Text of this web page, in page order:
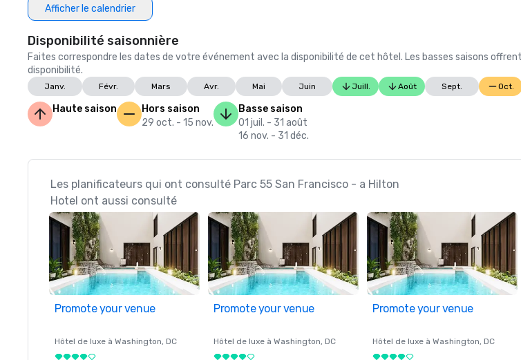
Afficher le calendrier
Disponibilité saisonnière
Faites correspondre les dates de votre événement avec la disponibilité de cet hôtel. Les basses saisons
disponibilité.
Janv. Févr. Mars Avr. Mai Juin Juill. Août Sept. Oct.
Haute saison
Hors saison
29 oct. - 15 nov.
Basse saison
01 juil. - 31 août
16 nov. - 31 déc.
Les planificateurs qui ont consulté Parc 55 San Francisco - a Hilton
Hotel ont aussi consulté
Promote your venue
Hôtel de luxe à Washington, DC
Promote your venue
Hôtel de luxe à Washington, DC
Promote your venue
Hôtel de luxe à Washington, DC